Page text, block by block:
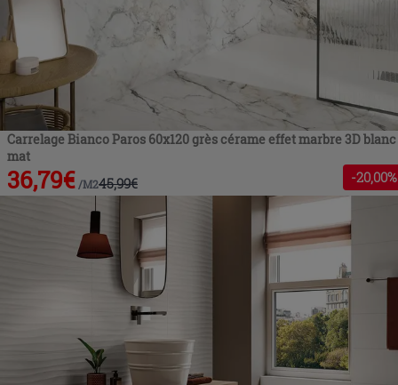
Carrelage Bianco Paros 60x120 grès cérame effet marbre 3D blanc
mat
36,79€ /M245,99€ -20,00%